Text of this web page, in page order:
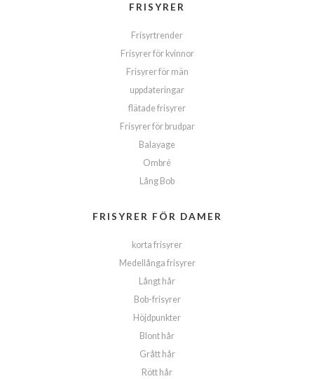
FRISYRER
Frisyrtrender
Frisyrer för kvinnor
Frisyrer för män
uppdateringar
flätade frisyrer
Frisyrer för brudpar
Balayage
Ombré
Lång Bob
FRISYRER FÖR DAMER
korta frisyrer
Medellånga frisyrer
Långt hår
Bob-frisyrer
Höjdpunkter
Blont hår
Grått hår
Rött hår